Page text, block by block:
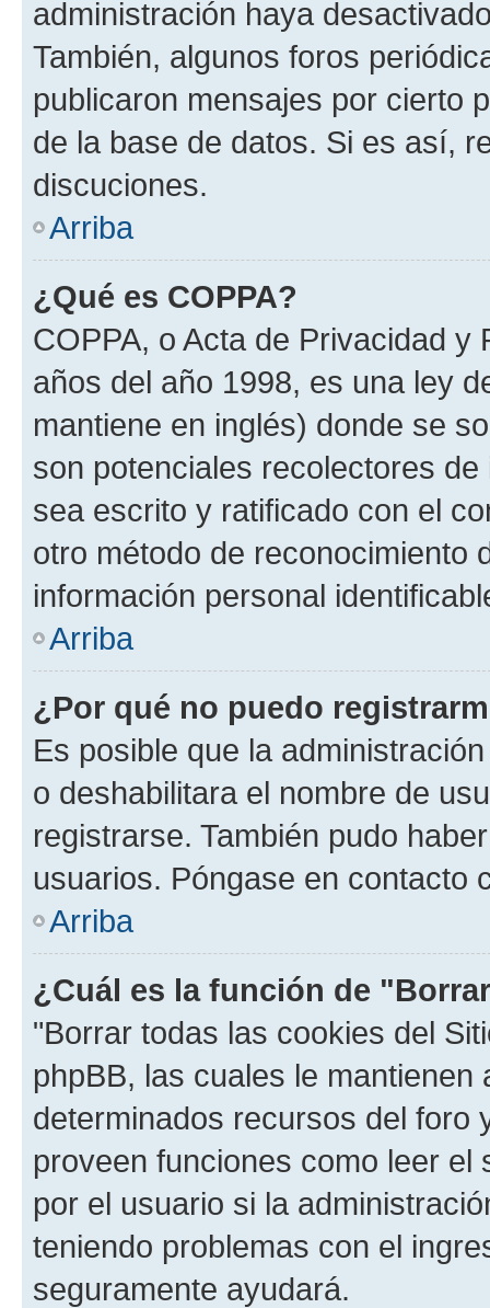
administración haya
También, algunos foros
publicaron mensajes por cierto
de la base de datos. Si es así,
discuciones.
Arriba
¿Qué es COPPA?
COPPA, o Acta de Privacidad
años del año 1998, es una ley
mantiene en inglés) donde se
son potenciales recolectores
sea escrito y ratificado con el
otro método de reconocimiento
información personal
Arriba
¿Por qué no puedo
Es posible que la
o deshabilitara el nombre de
registrarse. También pudo
usuarios. Póngase en contacto
Arriba
¿Cuál es la función de
"Borrar todas las cookies del
phpBB, las cuales le
determinados recursos del foro
proveen funciones como leer el
por el usuario si la
teniendo problemas con el
seguramente ayudará.